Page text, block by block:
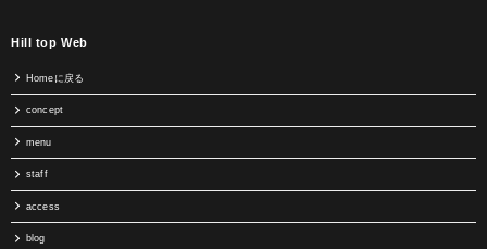
Hill top Web
Homeに戻る
concept
menu
staff
access
blog